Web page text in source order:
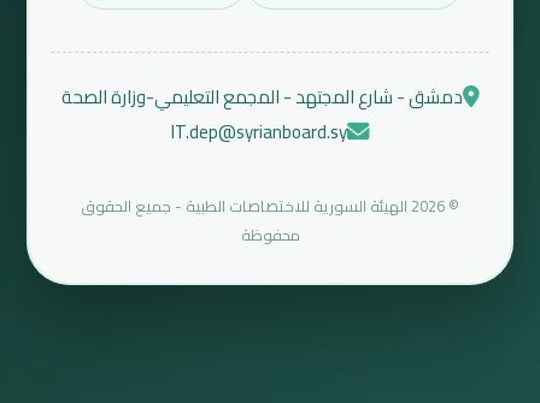
دمشق - شارع المجتهد - المجمع التعليمي-وزارة الصحة
IT.dep@syrianboard.sy
© 2026 الهيئة السورية للاختصاصات الطبية - جميع الحقوق
محفوظة